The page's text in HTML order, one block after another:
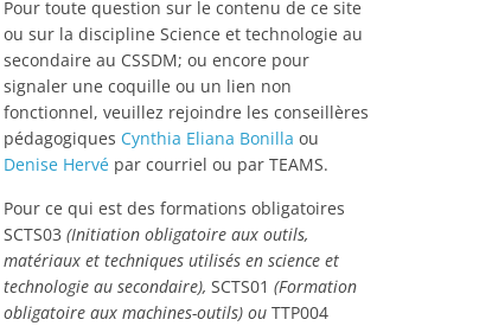
Pour toute question sur le contenu de ce site
ou sur la discipline Science et technologie au
secondaire au CSSDM; ou encore pour
signaler une coquille ou un lien non
fonctionnel, veuillez rejoindre les conseillères
pédagogiques Cynthia Eliana Bonilla ou
Denise Hervé par courriel ou par TEAMS.
Pour ce qui est des formations obligatoires
SCTS03 (Initiation obligatoire aux outils,
matériaux et techniques utilisés en science et
technologie au secondaire), SCTS01 (Formation
obligatoire aux machines-outils) ou TTP004